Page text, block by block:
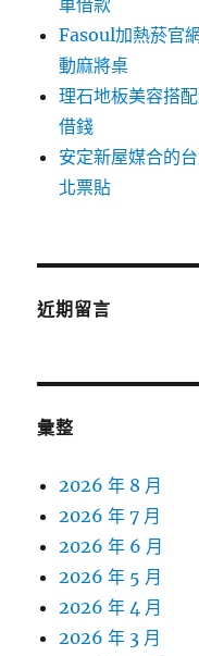
車借款
Fasoul加熱菸官
動麻將桌
理石地板美容搭
借錢
安定新屋媒合的
北票貼
近期留言
彙整
2026 年 8 月
2026 年 7 月
2026 年 6 月
2026 年 5 月
2026 年 4 月
2026 年 3 月